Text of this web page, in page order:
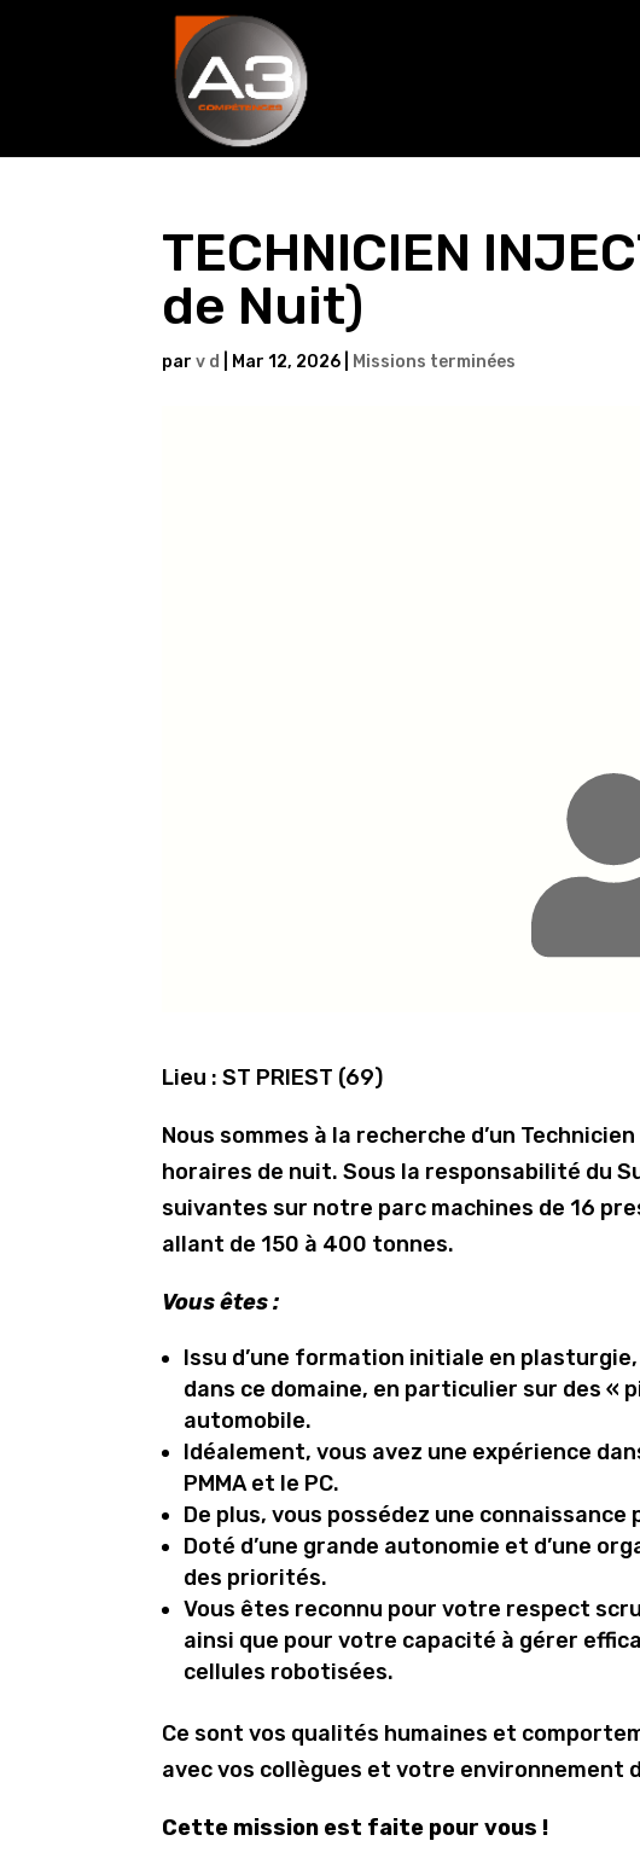
TECHNICIEN
de Nuit)
parv d Mar 12, 2026 Missions terminées
Lieu : ST PRIEST (69)
Nous sommes à la recherche d’un
horaires de nuit. Sous la responsabilité du
suivantes sur notre parc machines de 16
allant de 150 à 400 tonnes.
Vous êtes :
Issu d’une formation initiale en
dans ce domaine, en particulier sur des «
automobile.
Idéalement, vous avez une expérience
PMMA et le PC.
De plus, vous possédez une
Doté d’une grande autonomie et d’une
des priorités.
Vous êtes reconnu pour votre respect
ainsi que pour votre capacité à gérer
cellules robotisées.
Ce sont vos qualités humaines et
avec vos collègues et votre environnement
Cette mission est faite pour vous !